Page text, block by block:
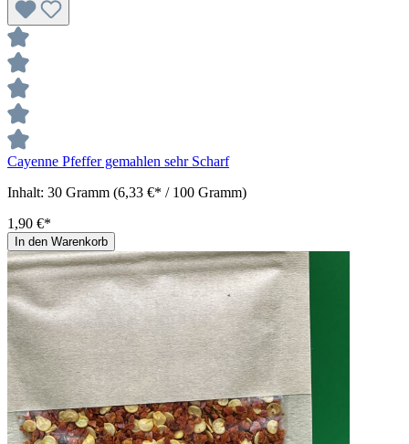
Cayenne Pfeffer gemahlen sehr Scharf
Inhalt: 30 Gramm (6,33 €* / 100 Gramm)
1,90 €*
In den Warenkorb